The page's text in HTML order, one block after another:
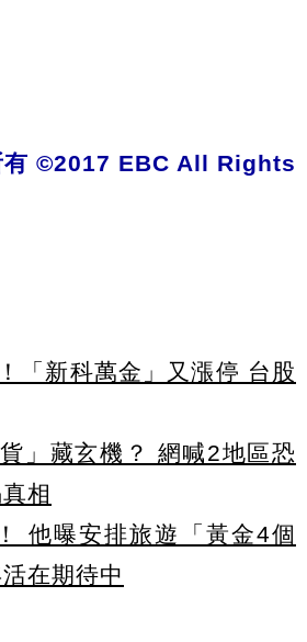
有 ©2017 EBC All Rights
「新科萬金」又漲停 台股
」藏玄機？ 網喊2地區恐
相
他曝安排旅遊「黃金4個
在期待中